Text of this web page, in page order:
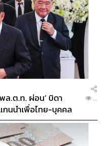
.ต.ท. ผ่อน’ บิดา
กนนำเพื่อไทย-บุคคล
...